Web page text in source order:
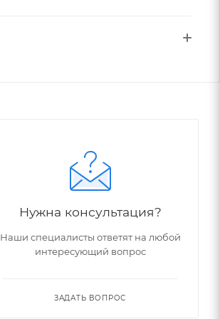
Морзе
Нужна консультация?
Наши специалисты ответят на любой
интересующий вопрос
ЗАДАТЬ ВОПРОС